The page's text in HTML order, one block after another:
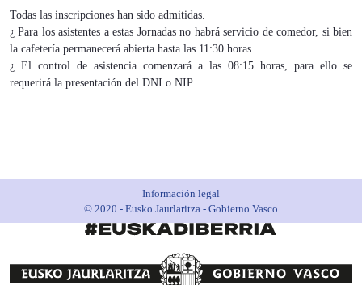
Todas las inscripciones han sido admitidas.
¿ Para los asistentes a estas Jornadas no habrá servicio de comedor, si bien
la cafetería permanecerá abierta hasta las 11:30 horas.
¿ El control de asistencia comenzará a las 08:15 horas, para ello se
requerirá la presentación del DNI o NIP.
Información legal
© 2020 - Eusko Jaurlaritza - Gobierno Vasco